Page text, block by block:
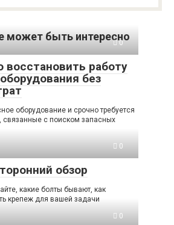
может быть интересно
0
восстановить работу
без
оборудование и срочно требуется
связанные с поиском запасных
0
обзор
какие болты бывают, как
крепеж для вашей задачи
0